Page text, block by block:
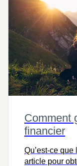
Comment
financier
Qu’est-ce
article pour